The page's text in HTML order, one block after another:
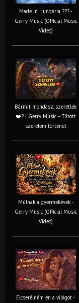
Made in Hungária ??? -
Gerry Music (Official Music
Video)
Bármit mondasz, szeretlek
❤️‍? | Gerry Music – Tiltott
szerelem történet
Múlnak a gyermekévek -
Gerry Music (Official Music
Video)
Elcserélném én a világot -